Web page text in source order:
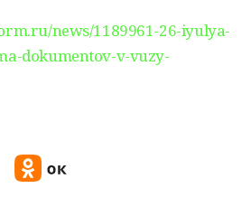
news/1189961-26-iyulya-
dokumentov-v-vuzy-